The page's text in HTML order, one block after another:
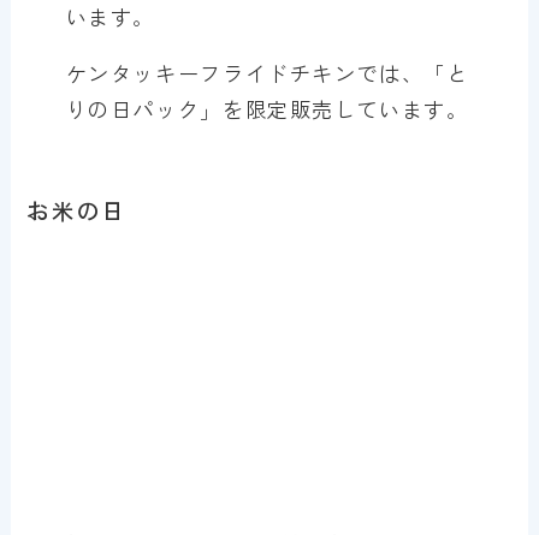
います。
ケンタッキーフライドチキンでは、「と
りの日パック」を限定販売しています。
お米の日